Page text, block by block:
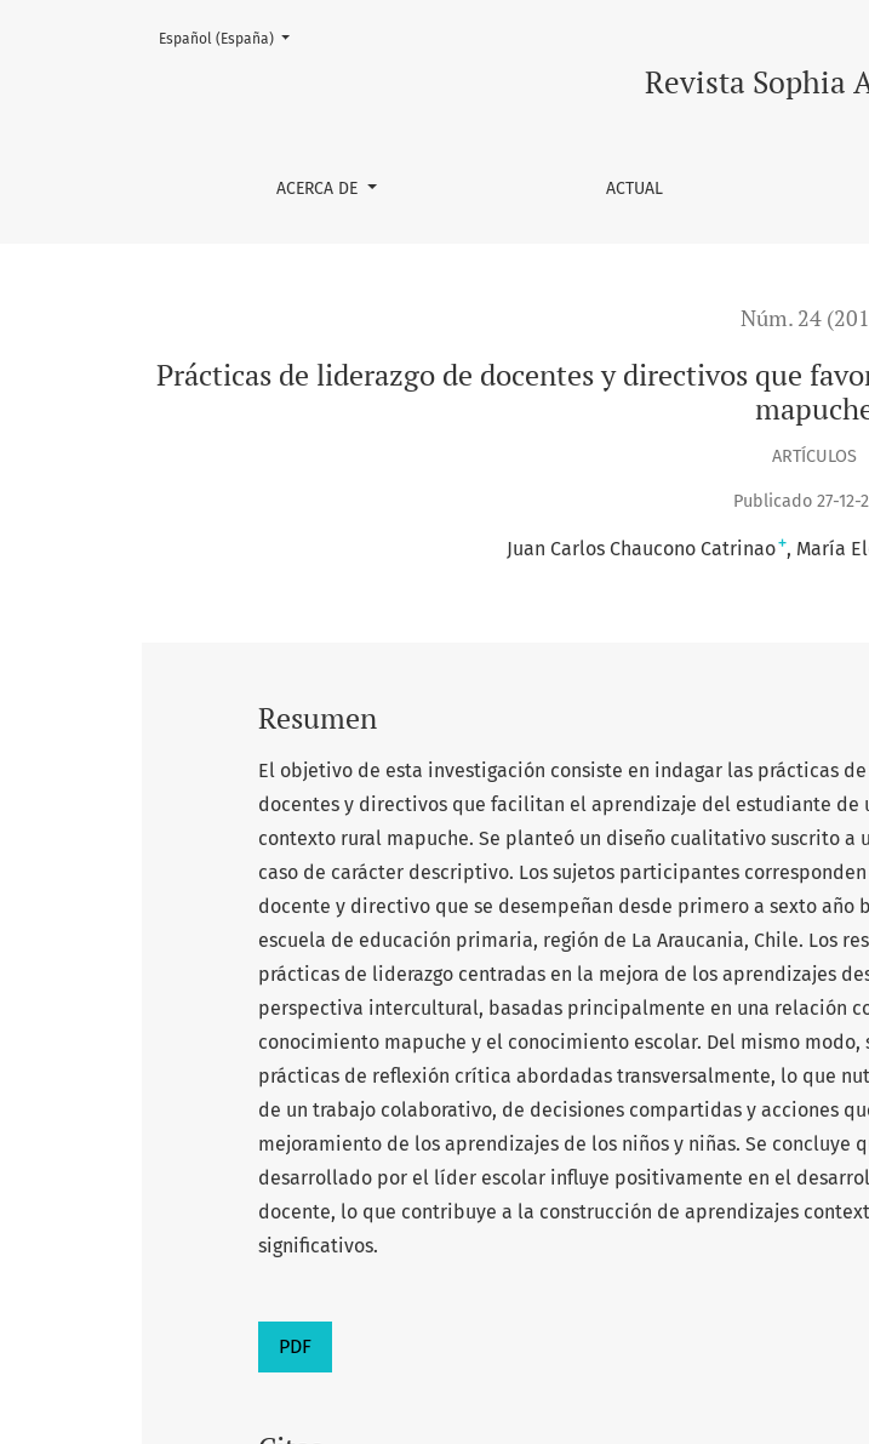
Prácticas de liderazgo de docentes y directivos que favorecen el aprendizaje de
Revista Sophia
ACERCA DE ACTUAL
Cambiar el idioma. El actual es:
Español (España)
Núm. 24
Prácticas de liderazgo de docentes y directivos que
ARTÍCULOS
Publicado 27-12-
Juan Carlos Chaucono Catrinao+ María
Resumen
El objetivo de esta investigación consiste en indagar las prácticas
docentes y directivos que facilitan el aprendizaje del estudiante de
contexto rural mapuche. Se planteó un diseño cualitativo suscrito a
caso de carácter descriptivo. Los sujetos participantes
docente y directivo que se desempeñan desde primero a sexto año
escuela de educación primaria, región de La Araucania, Chile. Los
prácticas de liderazgo centradas en la mejora de los aprendizajes
perspectiva intercultural, basadas principalmente en una relación
conocimiento mapuche y el conocimiento escolar. Del mismo modo,
prácticas de reflexión crítica abordadas transversalmente, lo que
de un trabajo colaborativo, de decisiones compartidas y acciones
mejoramiento de los aprendizajes de los niños y niñas. Se concluye
desarrollado por el líder escolar influye positivamente en el
docente, lo que contribuye a la construcción de aprendizajes
significativos.
PDF